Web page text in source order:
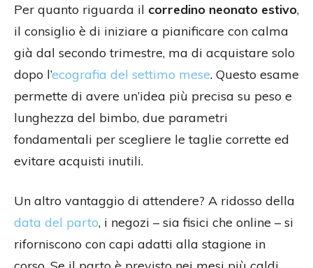
Per quanto riguarda il corredino neonato estivo,
il consiglio è di iniziare a pianificare con calma
già dal secondo trimestre, ma di acquistare solo
dopo l’ecografia del settimo mese. Questo esame
permette di avere un’idea più precisa su peso e
lunghezza del bimbo, due parametri
fondamentali per scegliere le taglie corrette ed
evitare acquisti inutili.
Un altro vantaggio di attendere? A ridosso della
data del parto, i negozi – sia fisici che online – si
riforniscono con capi adatti alla stagione in